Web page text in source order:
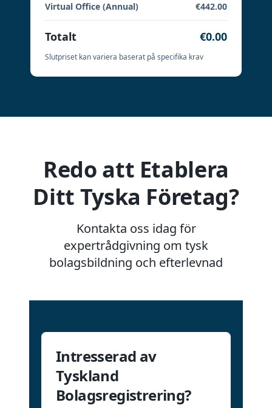
Virtual Office (Annual) €442.00
Totalt €0.00
Slutpriset kan variera baserat på specifika krav
Redo att Etablera
Ditt Tyska Företag?
Kontakta oss idag för
expertrådgivning om tysk
bolagsbildning och efterlevnad
Intresserad av
Tyskland
Bolagsregistrering?